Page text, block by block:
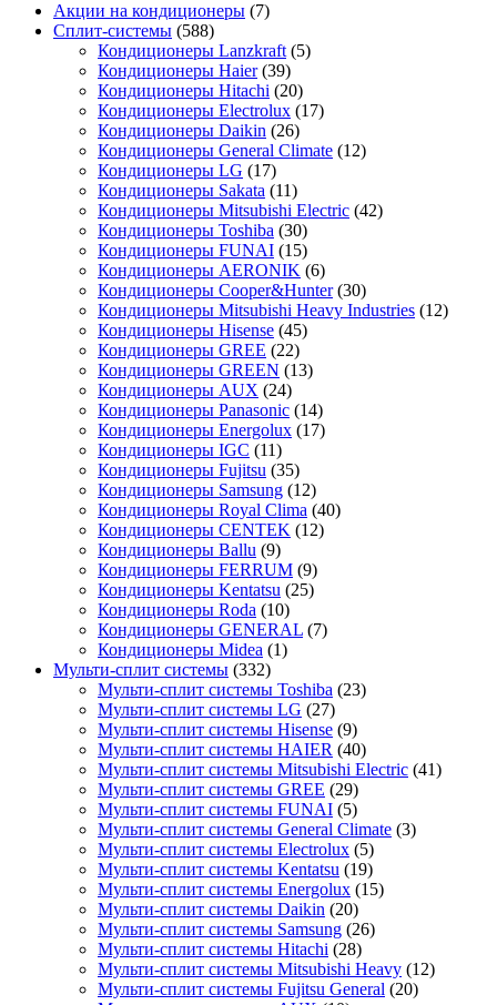
Акции на кондиционеры (7)
Сплит-системы (588)
Кондиционеры Lanzkraft (5)
Кондиционеры Haier (39)
Кондиционеры Hitachi (20)
Кондиционеры Electrolux (17)
Кондиционеры Daikin (26)
Кондиционеры General Climate (12)
Кондиционеры LG (17)
Кондиционеры Sakata (11)
Кондиционеры Mitsubishi Electric (42)
Кондиционеры Toshiba (30)
Кондиционеры FUNAI (15)
Кондиционеры AERONIK (6)
Кондиционеры Cooper&Hunter (30)
Кондиционеры Mitsubishi Heavy Industries (12)
Кондиционеры Hisense (45)
Кондиционеры GREE (22)
Кондиционеры GREEN (13)
Кондиционеры AUX (24)
Кондиционеры Panasonic (14)
Кондиционеры Energolux (17)
Кондиционеры IGC (11)
Кондиционеры Fujitsu (35)
Кондиционеры Samsung (12)
Кондиционеры Royal Clima (40)
Кондиционеры CENTEK (12)
Кондиционеры Ballu (9)
Кондиционеры FERRUM (9)
Кондиционеры Kentatsu (25)
Кондиционеры Roda (10)
Кондиционеры GENERAL (7)
Кондиционеры Midea (1)
Мульти-сплит системы (332)
Мульти-сплит системы Toshiba (23)
Мульти-сплит системы LG (27)
Мульти-сплит системы Hisense (9)
Мульти-сплит системы HAIER (40)
Мульти-сплит системы Mitsubishi Electric (41)
Мульти-сплит системы GREE (29)
Мульти-сплит системы FUNAI (5)
Мульти-сплит системы General Climate (3)
Мульти-сплит системы Electrolux (5)
Мульти-сплит системы Kentatsu (19)
Мульти-сплит системы Energolux (15)
Мульти-сплит системы Daikin (20)
Мульти-сплит системы Samsung (26)
Мульти-сплит системы Hitachi (28)
Мульти-сплит системы Mitsubishi Heavy (12)
Мульти-сплит системы Fujitsu General (20)